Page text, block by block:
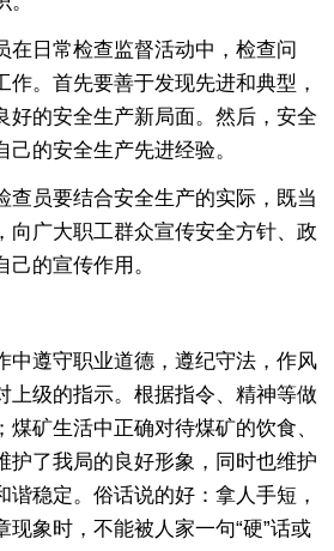
日常检查监督活动中，检查问
作。首先要善于发现先进和典型，
好的安全生产新局面。然后，安全
的安全生产先进经验。
员要结合安全生产的实际，既当
向广大职工群众宣传安全方针、政
的宣传作用。
遵守职业道德，遵纪守法，作风
上级的指示。根据指令、精神等做
矿生活中正确对待煤矿的饮食、
护了我局的良好形象，同时也维护
谐稳定。俗话说的好：拿人手短，
现象时，不能被人家一句“硬”话或